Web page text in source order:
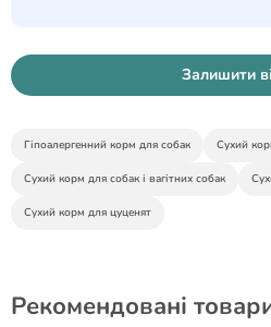
Залишити
Гіпоалергенний корм для собак Сухий
Сухий корм для собак і вагітних собак
Сухий корм для цуценят
Рекомендовані